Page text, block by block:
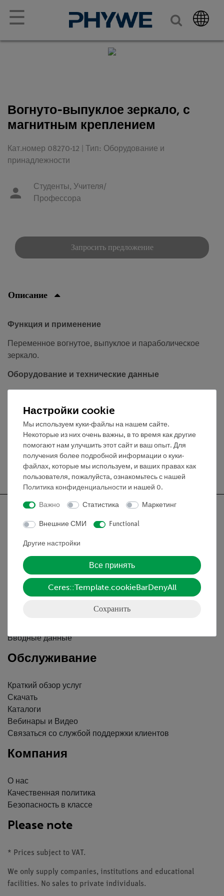
☰
Вогнуто-выпуклое зеркало, с
магнитным креплением
Кат.номер 08270-12 | Тип: Оборудование и
принадлежности
Студенты, Учителя/
Профессора
Запросить предложение
Описание
Функция и применение
Переменное вогнутое, выпуклое и параболическое
зеркало.
Оборудование и технические данные
сторон и оснащенная крепежными магнитами
Длина: 435 мм.
Бесплатная доставка от 300,- €
Информация
Вводные данные
Обслуживание
Краткий обзор услуг
Скачать
Каталоги
Вебинары и Видео
Связаться со службой поддержки клиентов
Компания
О нас
Качественная политика
Безопасность в классе
Please note
* Prices subject to VAT.
We only supply companies, institutions and educational
facilities. No sales to private individuals.
Настройки cookie
Мы используем куки-файлы на нашем сайте.
Некоторые из них очень важны, в то время как другие
помогают нам улучшить этот сайт и ваш опыт. Для
получения более подробной информации о куки-
файлах, которые мы используем, и ваших правах как
пользователя, пожалуйста, ознакомьтесь с нашей
Политика конфиденциальности и нашей 0.
Важно Статистика Маркетинг
Внешние СМИ Functional
Другие настройки
Все принять
Ceres::Template.cookieBarDenyAll
Сохранить